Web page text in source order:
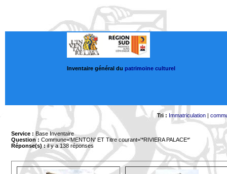
Inventaire général du patrimoine culturel
Tri : Immatriculation|
Service : Base Inventaire
Question : Commune='MENTON' ET Titre courant='*RIVIERA PALACE*'
Réponse(s) :il y a 138 réponses